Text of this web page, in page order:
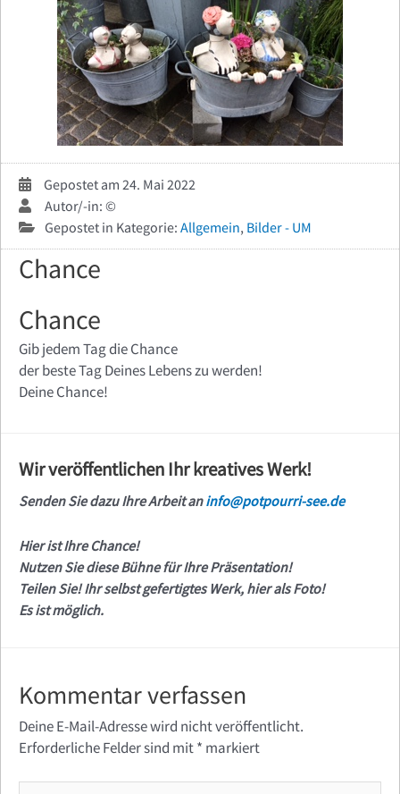
Gepostet am 24. Mai 2022
Autor/-in: ©
Gepostet in Kategorie: Allgemein, Bilder - UM
Chance
Chance
Gib jedem Tag die Chance
der beste Tag Deines Lebens zu werden!
Deine Chance!
Wir veröffentlichen Ihr kreatives Werk!
Senden Sie dazu Ihre Arbeit aninfo@potpourri-see.de
Hier ist Ihre Chance!
Nutzen Sie diese Bühne für Ihre Präsentation!
Teilen Sie! Ihr selbst gefertigtes Werk, hier als Foto!
Es ist möglich.
Kommentar verfassen
Deine E-Mail-Adresse wird nicht veröffentlicht.
Erforderliche Felder sind mit* markiert